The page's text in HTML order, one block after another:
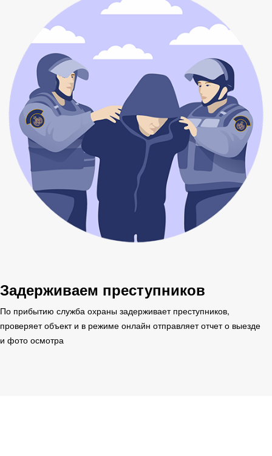
Задерживаем преступников
По прибытию служба охраны задерживает преступников,
проверяет объект и в режиме онлайн отправляет отчет о выезде
и фото осмотра